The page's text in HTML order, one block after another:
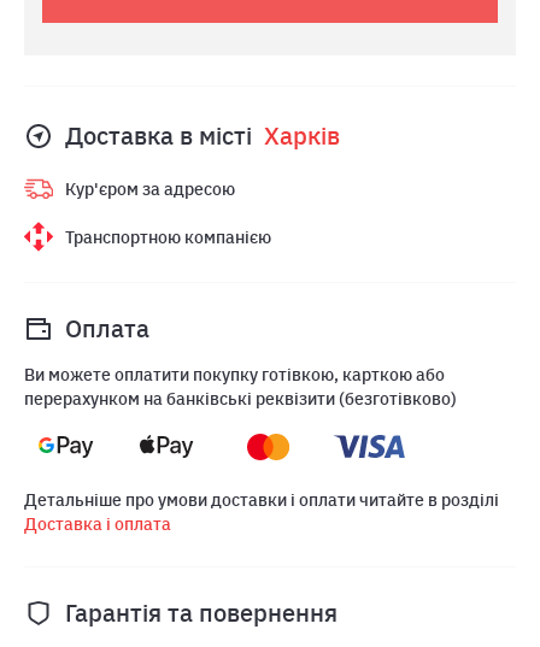
Доставка в місті Харкiв
Кур'єром за адресою
Транспортною компанією
Оплата
Ви можете оплатити покупку готівкою, карткою або
перерахунком на банківські реквізити (безготівково)
Детальніше про умови доставки і оплати читайте в розділі
Доставка і оплата
Гарантія та повернення